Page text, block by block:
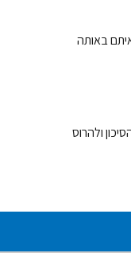
באותה
ולהרוס